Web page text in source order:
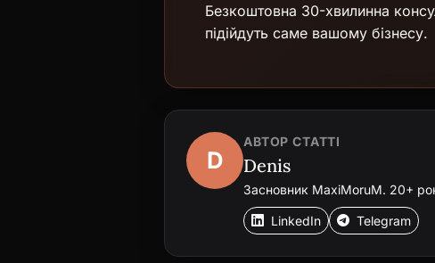
Безкоштовна 30-хвилинна
підійдуть саме вашому бізнесу.
D
АВТОР СТАТТІ
Denis
Засновник MaxiMoruM. 20+
LinkedIn Telegram